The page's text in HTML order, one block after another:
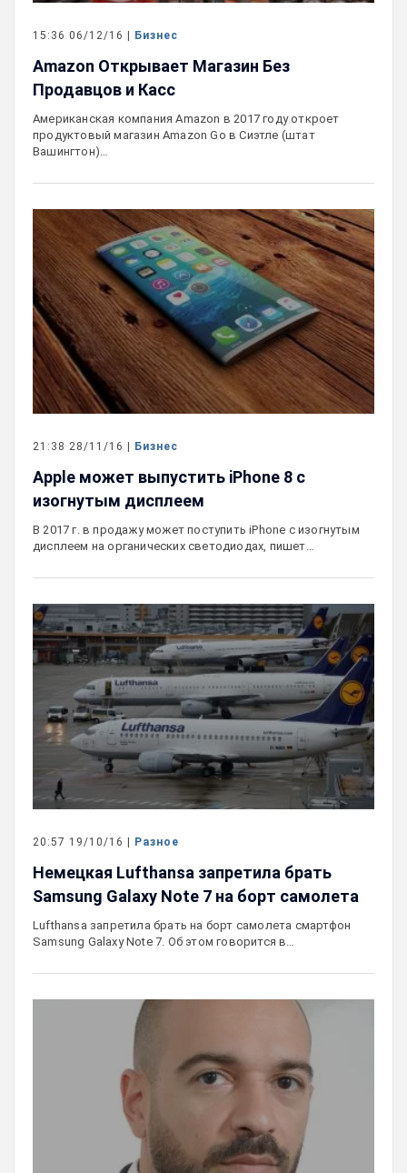
15:36 06/12/16 | Бизнес
Amazon Открывает Магазин Без
Продавцов и Касс
Американская компания Amazon в 2017 году откроет
продуктовый магазин Amazon Go в Сиэтле (штат
Вашингтон)…
21:38 28/11/16 | Бизнес
Apple может выпустить iPhone 8 с
изогнутым дисплеем
В 2017 г. в продажу может поступить iPhone с изогнутым
дисплеем на органических светодиодах, пишет…
20:57 19/10/16 | Разное
Немецкая Lufthansa запретила брать
Samsung Galaxy Note 7 на борт самолета
Lufthansa запретила брать на борт самолета смартфон
Samsung Galaxy Note 7. Об этом говорится в…